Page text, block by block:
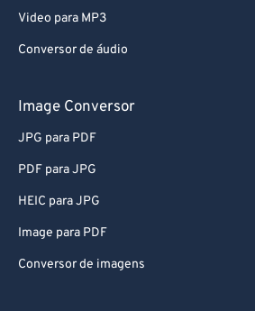
Video para MP3
Conversor de áudio
Image Conversor
JPG para PDF
PDF para JPG
HEIC para JPG
Image para PDF
Conversor de imagens